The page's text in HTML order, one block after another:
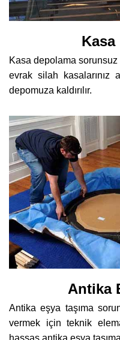
Kasa
Kasa depolama
evrak silah kasalarınız
depomuza kaldırılır.
Antika
Antika eşya taşıma
vermek için teknik